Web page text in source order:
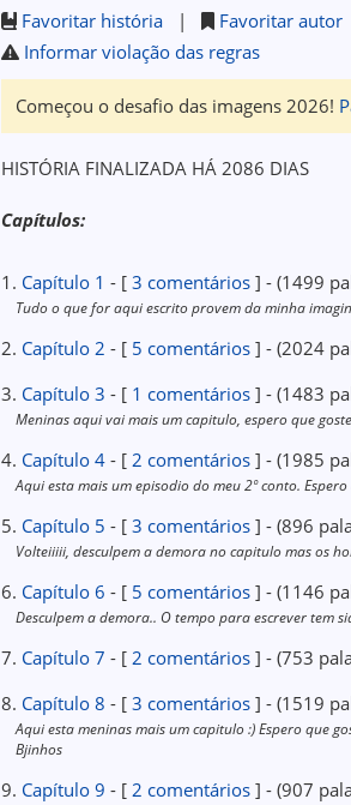
Favoritar história |
Favoritar autor
Informar violação das regras
Começou o desafio das imagens 2026!
HISTÓRIA FINALIZADA HÁ 2086 DIAS
Capítulos:
1. Capítulo 1 - [3 comentários ] - (1499
Tudo o que for aqui escrito provem da minha
2. Capítulo 2 - [ 5 comentários ] - (2024
3. Capítulo 3 - [ 1 comentários ] - (1483
Meninas aqui vai mais um capitulo, espero que
4. Capítulo 4 - [2 comentários ] - (1985
Aqui esta mais um episodio do meu 2º conto.
5. Capítulo 5 - [3 comentários ] - (896
Volteiiiii, desculpem a demora no capitulo mas os
6. Capítulo 6 - [ 5 comentários ] - (1146
Desculpem a demora.. O tempo para escrever tem
7. Capítulo 7 - [2 comentários ] - (753
8. Capítulo 8 - [3 comentários ] - (1519
Aqui esta meninas mais um capitulo :) Espero que
Bjinhos
9. Capítulo 9 - [2 comentários ] - (907